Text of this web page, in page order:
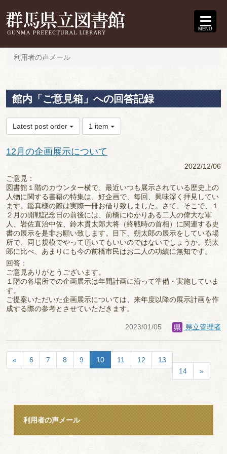
MENU
利用者の声メール
館内「ご意見箱」への回答記録
Latest post order 1 item
12月の企画展示について
2022/12/06
ご意見：
図書館１階のカウンター横で、最近いつも展示されている歴史上の
人物に関する書籍の特集は、好企画で、毎回、興味深く拝見してい
ます。鑑真様の際は実際一冊お借り致しました。さて、そこで、１
２月の開戦記念日の前後には、前橋にゆかりある二人の偉大な軍
人、岩佐直治中佐、鈴木貫太郎大将（終戦時の首相）に関連する史
書の展示を是非お願い致します。目下、朔太郎の展示をしている場
所で、同じ規模でやって頂いてもいいのではないでしょうか。朔太
郎に比べ、あまりにも今の前橋市民はお二人の功績に無知です。
回答：
ご意見ありがとうございます。
１階の各場所での企画展示は年間計画に沿って準備・実施していま
す。
ご提案いただいた企画展示については、来年度以降の展示計画を作
成する際の参考とさせていただきます。
2023/01/05 県立管理者
« 6 7 8 9 10 11 12
13
14
»
利用者の声メール